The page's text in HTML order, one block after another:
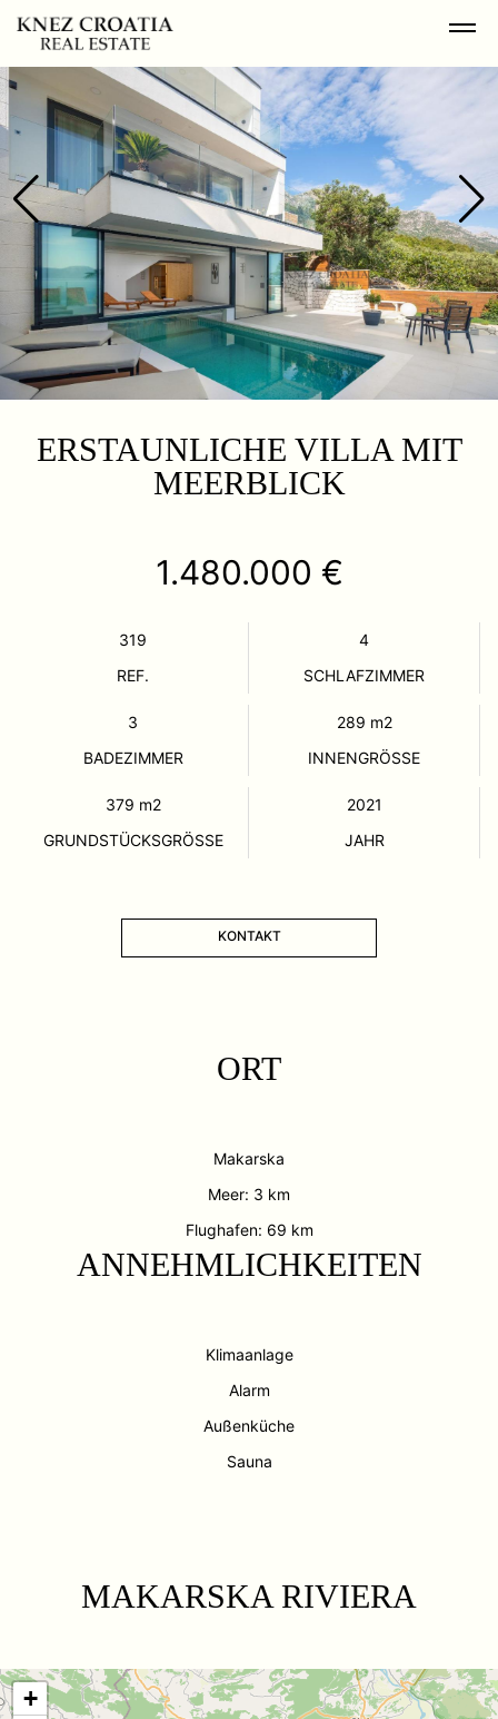
ERSTAUNLICHE VILLA MIT
MEERBLICK
1.480.000 €
319
REF.
4
SCHLAFZIMMER
3
BADEZIMMER
289 m2
INNENGRÖSSE
379 m2
GRUNDSTÜCKSGRÖSSE
2021
JAHR
KONTAKT
ORT
Makarska
Meer: 3 km
Flughafen: 69 km
ANNEHMLICHKEITEN
Klimaanlage
Alarm
Außenküche
Sauna
MAKARSKA RIVIERA
+